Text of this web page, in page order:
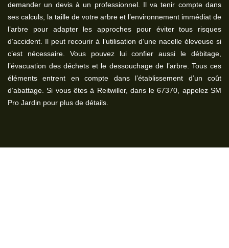
demander un devis à un professionnel. Il va tenir compte dans
ses calculs, la taille de votre arbre et l’environnement immédiat de
l’arbre pour adapter les approches pour éviter tous risques
d’accident. Il peut recourir à l’utilisation d’une nacelle éleveuse si
c’est nécessaire. Vous pouvez lui confier aussi le débitage,
l’évacuation des déchets et le dessouchage de l’arbre. Tous ces
éléments entrent en compte dans l’établissement d’un coût
d’abattage. Si vous êtes à Reitwiller, dans le 67370, appelez SM
Pro Jardin pour plus de détails.